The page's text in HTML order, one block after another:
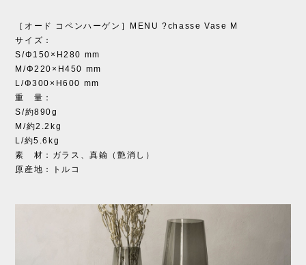
［オード コペンハーゲン］MENU ?chasse Vase M
サイズ：
S/Φ150×H280 mm
M/Φ220×H450 mm
L/Φ300×H600 mm
重 量：
S/約890g
M/約2.2kg
L/約5.6kg
素 材：ガラス、真鍮（艶消し）
原産地：トルコ